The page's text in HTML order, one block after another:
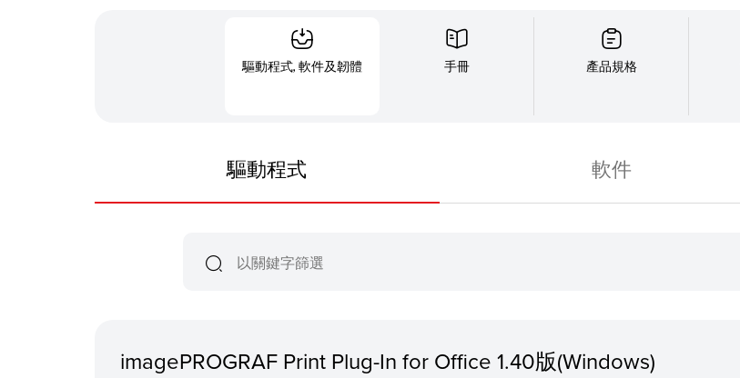
驅動程式, 軟件及韌體 手冊 產品規格
驅動程式 軟件
imagePROGRAF Print Plug-In for Office 1.40版(Windows)